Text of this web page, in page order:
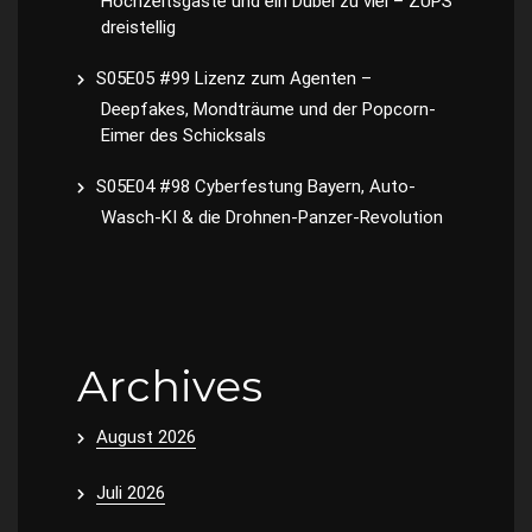
dreistellig
S05E05 #99 Lizenz zum Agenten –
Deepfakes, Mondträume und der Popcorn-
Eimer des Schicksals
S05E04 #98 Cyberfestung Bayern, Auto-
Wasch-KI & die Drohnen-Panzer-Revolution
Archives
August 2026
Juli 2026